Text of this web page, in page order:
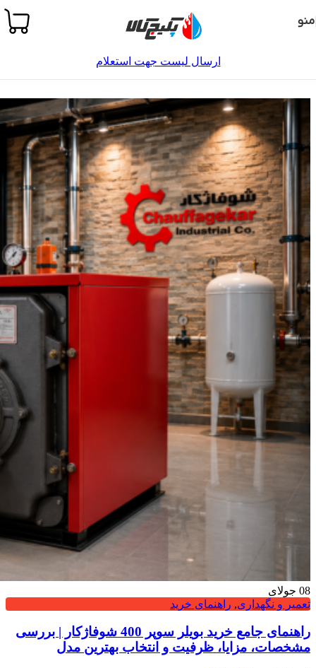
Skip to navigation
منو
ارسال لیست جهت استعلام
08 جولای
تعمیر و نگهداری, راهنمای خرید
راهنمای جامع خرید بویلر سوپر 400 شوفاژکار | بررسی
مشخصات، مزایا، ظرفیت و انتخاب بهترین مدل